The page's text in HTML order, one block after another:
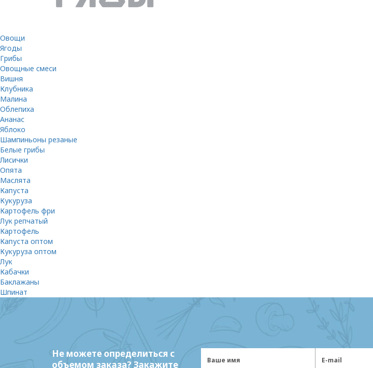
Овощи
Ягоды
Грибы
Овощные смеси
Вишня
Клубника
Малина
Облепиха
Ананас
Яблоко
Шампиньоны резаные
Белые грибы
Лисички
Опята
Маслята
Капуста
Кукуруза
Картофель фри
Лук репчатый
Картофель
Капуста оптом
Кукуруза оптом
Лук
Кабачки
Баклажаны
Шпинат
Не можете определиться с
объемом заказа? Закажите